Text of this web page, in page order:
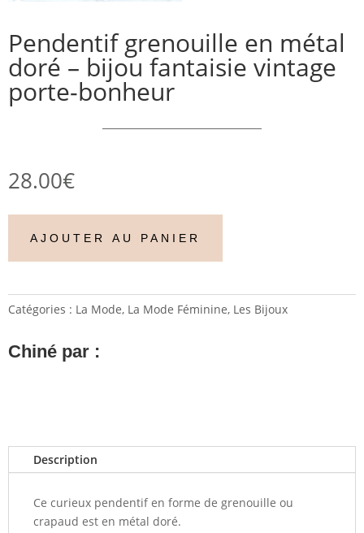
Pendentif grenouille en métal
doré – bijou fantaisie vintage
porte-bonheur
28.00€
AJOUTER AU PANIER
Catégories : La Mode, La Mode Féminine, Les Bijoux
Chiné par :
Description
Ce curieux pendentif en forme de grenouille ou
crapaud est en métal doré.